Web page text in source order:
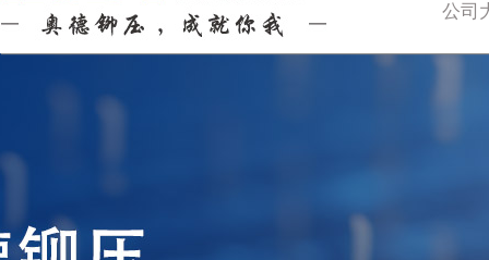
公司